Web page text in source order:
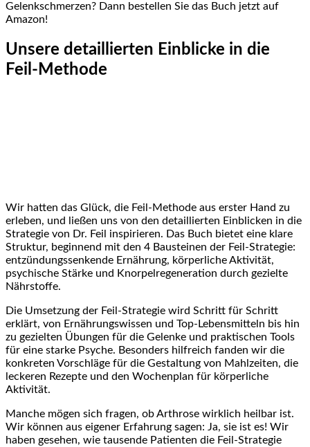
Gelenkschmerzen? Dann bestellen Sie das Buch jetzt auf
Amazon!
Unsere detaillierten Einblicke in die
Feil-Methode
Wir hatten das Glück, die Feil-Methode aus erster Hand zu
erleben, und ließen uns von den detaillierten ‌Einblicken ⁣in‌ die
Strategie⁣ von Dr.‍ Feil inspirieren. Das Buch bietet eine klare
‍Struktur, beginnend mit den 4 Bausteinen der Feil-Strategie:⁤
entzündungssenkende Ernährung, körperliche Aktivität,
psychische⁢ Stärke und Knorpelregeneration durch gezielte
Nährstoffe.
Die Umsetzung der Feil-Strategie wird Schritt für Schritt
erklärt,⁣ von Ernährungswissen und Top-Lebensmitteln ‌bis hin
zu gezielten Übungen ​für die Gelenke und ​praktischen Tools
für eine starke ⁣Psyche. Besonders hilfreich fanden wir die‌
konkreten Vorschläge für die Gestaltung von Mahlzeiten, die
leckeren⁤ Rezepte und den Wochenplan für körperliche
Aktivität.
Manche mögen sich fragen, ob Arthrose wirklich⁣ heilbar ist.
Wir können aus eigener Erfahrung sagen: Ja, sie ist es! Wir
haben gesehen, wie tausende Patienten die Feil-Strategie